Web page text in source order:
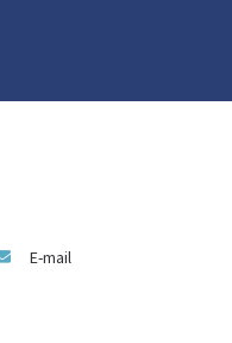
E-mail